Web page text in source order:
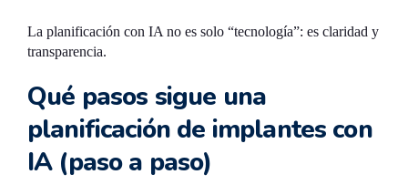
La planificación con IA no es solo “tecnología”: es claridad y
transparencia.
Qué pasos sigue una
planificación de implantes con
IA (paso a paso)